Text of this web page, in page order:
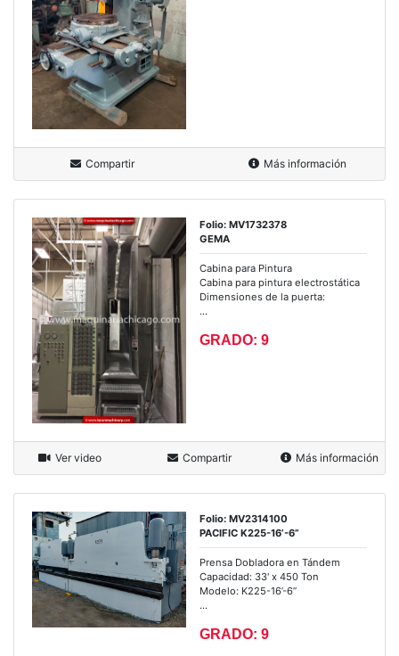
Compartir Más información
Folio: MV1732378
GEMA
Cabina para Pintura
Cabina para pintura electrostática
Dimensiones de la puerta:
...
GRADO: 9
Ver video Compartir Más información
Folio: MV2314100
PACIFIC K225-16’-6”
Prensa Dobladora en Tándem
Capacidad: 33' x 450 Ton
Modelo: K225-16’-6”
...
GRADO: 9